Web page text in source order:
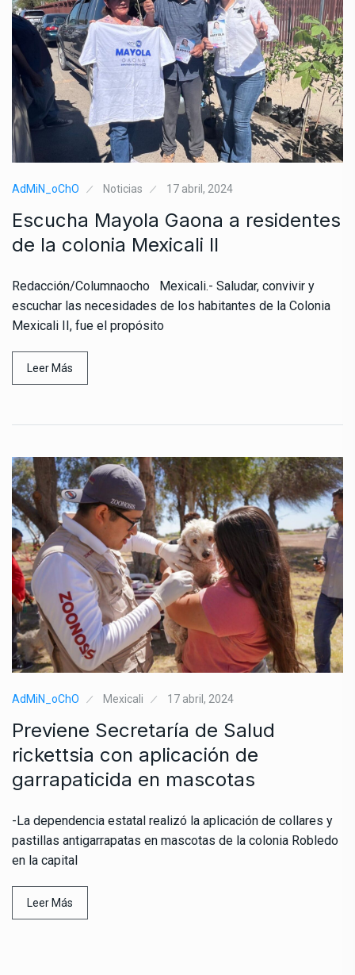
AdMiN_oChO Noticias 17 abril, 2024
Escucha Mayola Gaona a residentes
de la colonia Mexicali II
Redacción/Columnaocho Mexicali.- Saludar, convivir y
escuchar las necesidades de los habitantes de la Colonia
Mexicali II, fue el propósito
Leer Más
AdMiN_oChO Mexicali 17 abril, 2024
Previene Secretaría de Salud
rickettsia con aplicación de
garrapaticida en mascotas
-La dependencia estatal realizó la aplicación de collares y
pastillas antigarrapatas en mascotas de la colonia Robledo
en la capital
Leer Más